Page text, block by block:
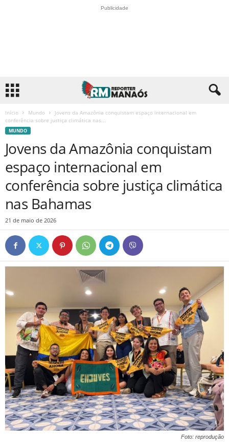
Publicidade
Início Mundo
Jovens da Amazônia conquistam espaço internacional em
conferência sobre justiça climática nas...
MUNDO
Jovens da Amazônia conquistam
espaço internacional em
conferência sobre justiça climática
nas Bahamas
21 de maio de 2026
Foto: reprodução